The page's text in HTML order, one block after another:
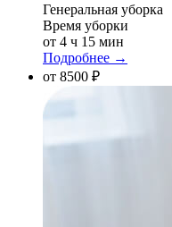
Генеральная уборка
Время уборки
от 4 ч 15 мин
Подробнее →
от 8500 ₽